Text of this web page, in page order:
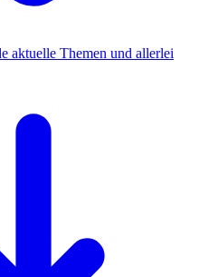
aktuelle Themen und allerlei